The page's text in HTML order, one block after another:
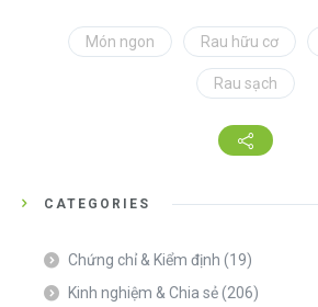
Món ngon Rau hữu cơ
Rau sạch
CATEGORIES
Chứng chỉ & Kiểm định (19)
Kinh nghiệm & Chia sẻ(206)